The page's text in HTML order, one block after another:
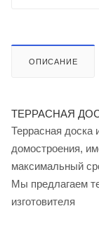
ОПИСАНИЕ
ТЕРРАСНАЯ
Террасная доска
домостроения,
максимальный
Мы предлагаем
изготовителя